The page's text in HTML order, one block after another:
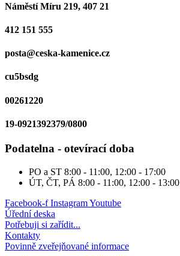
Náměstí Míru 219, 407 21
412 151 555
posta@ceska-kamenice.cz
cu5bsdg
00261220
19-0921392379/0800
Podatelna - otevírací doba
PO a ST 8:00 - 11:00, 12:00 - 17:00
ÚT, ČT, PÁ 8:00 - 11:00, 12:00 - 13:00
Facebook-f InstagramYoutube
Úřední deska
Potřebuji si zařídit...
Kontakty
Povinně zveřejňované informace